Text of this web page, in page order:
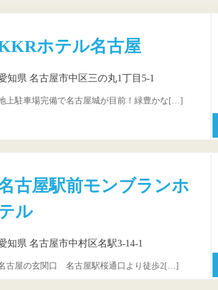
ホテル名古屋
知県 名古屋市中区三の丸1丁目5-1
上駐車場完備で名古屋城が目前！緑豊かな[…]
古屋駅前モンブランホ
ル
知県 名古屋市中村区名駅3-14-1
古屋の玄関口 名古屋駅桜通口より徒歩2[…]